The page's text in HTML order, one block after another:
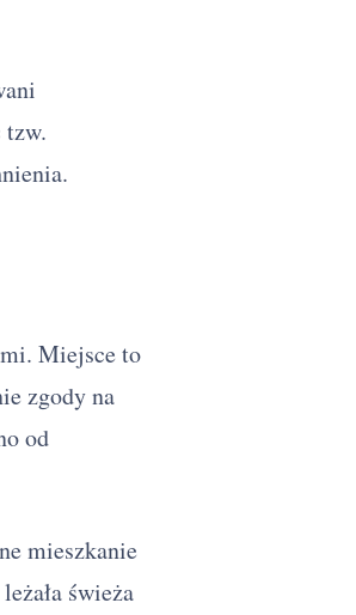
tzw.
Miejsce to
zgody na
od
mieszkanie
świeża